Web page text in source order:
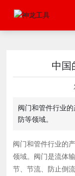
中
阀门和管件行业
防等领域。
阀门和管件行业的
领域。阀门是流体
节、节流、防止倒